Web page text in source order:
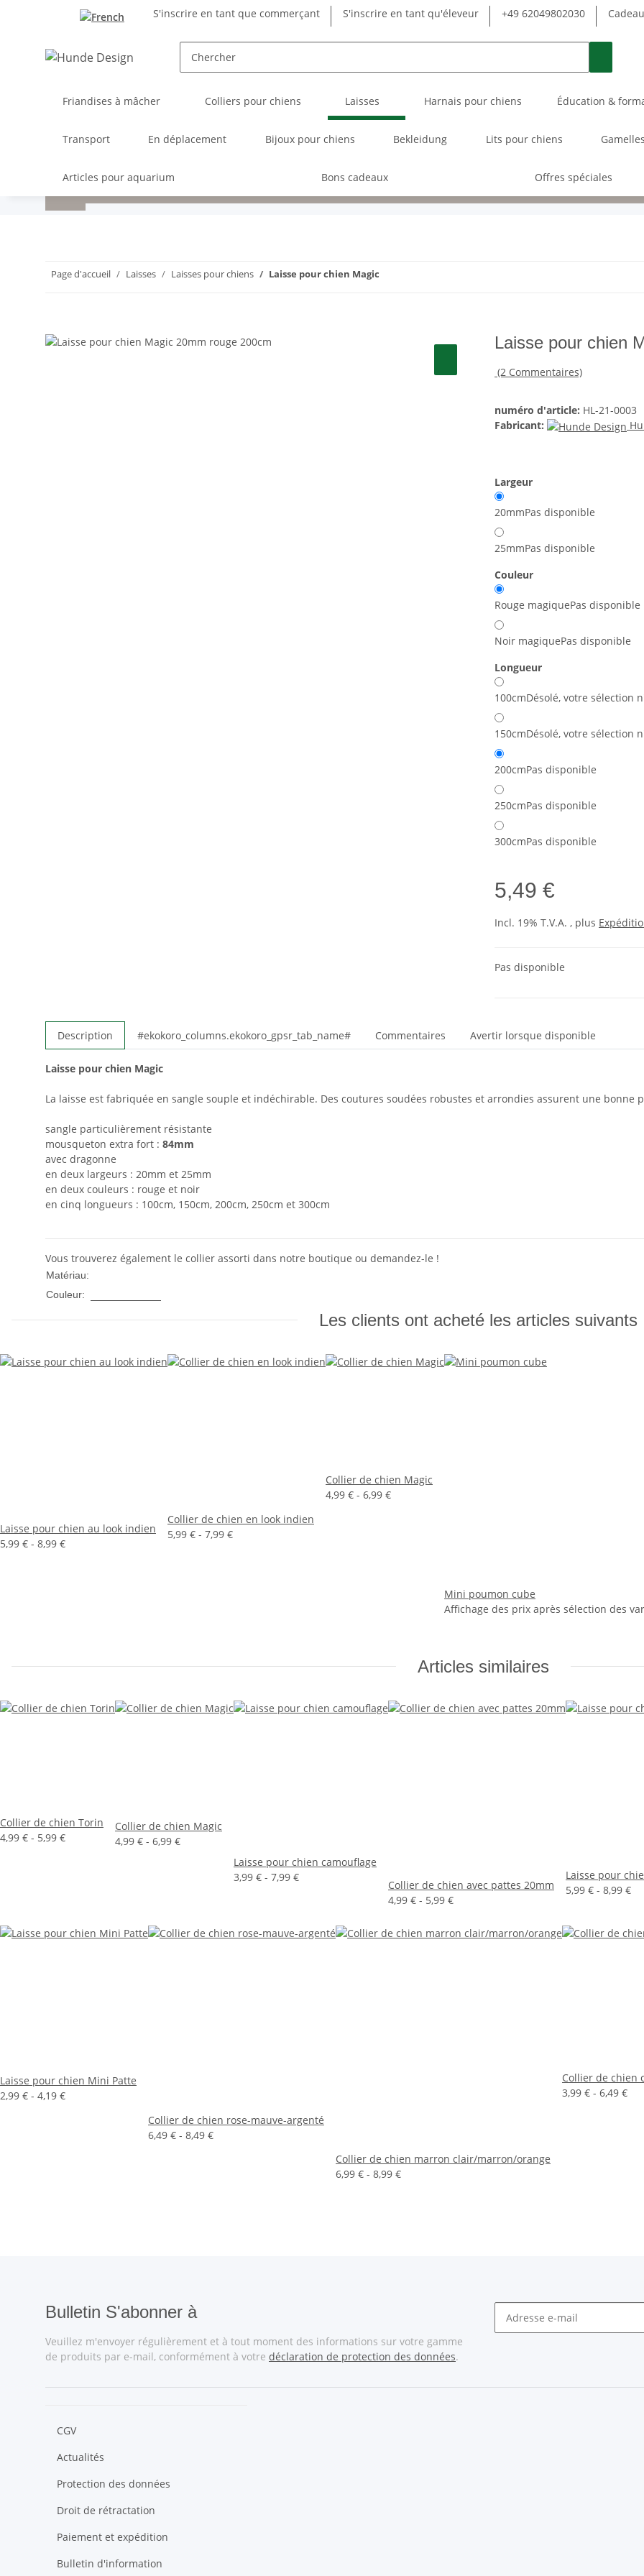
S'inscrire en tant que commerçant S'inscrire en tant qu'éleveur +49 62049802030
Friandises à mâcher Colliers pour chiens Laisses Harnais pour chiens Éducation &
Transport En déplacement Bijoux pour chiens Bekleidung Lits pour chiens
Articles pour aquarium Bons cadeaux Offres spéciales
Page d'accueil Laisses Laisses pour chiens Laisse pour chien Magic
Laisse pour chien
(2 Commentaires)
numéro d'article: HL-21-0003
Fabricant:
Largeur
20mmPas disponible
25mmPas disponible
Couleur
Rouge magiquePas disponible
Noir magiquePas disponible
Longueur
100cmDésolé, votre sélection
150cmDésolé, votre sélection
200cmPas disponible
250cmPas disponible
300cmPas disponible
5,49 €
Incl. 19% T.V.A. , plus
Pas disponible
Description #ekokoro_columns.ekokoro_gpsr_tab_name# Commentaires Avertir lorsque disponible
Laisse pour chien Magic
La laisse est fabriquée en sangle souple et indéchirable. Des coutures soudées robustes et arrondies assurent une bonne
sangle particulièrement résistante
mousqueton extra fort : 84mm
avec dragonne
en deux largeurs : 20mm et 25mm
en deux couleurs : rouge et noir
en cinq longueurs : 100cm, 150cm, 200cm, 250cm et 300cm
Vous trouverez également le collier assorti dans notre boutique ou demandez-le !
Matériau:
Couleur:
Les clients ont acheté les articles suivants
Laisse pour chien au look indien
5,99 € - 8,99 €
Collier de chien en look indien
5,99 € - 7,99 €
Collier de chien Magic
4,99 € - 6,99 €
Mini poumon cube
Affichage des prix après sélection des
Articles similaires
Collier de chien Torin
4,99 € - 5,99 €
Collier de chien Magic
4,99 € - 6,99 €
Laisse pour chien camouflage
3,99 € - 7,99 €
Collier de chien avec pattes 20mm
4,99 € - 5,99 €
Laisse pour
5,99 € - 8,99 €
Laisse pour chien Mini Patte
2,99 € - 4,19 €
Collier de chien rose-mauve-argenté
6,49 € - 8,49 €
Collier de chien marron clair/marron/orange
6,99 € - 8,99 €
Collier de chien
3,99 € - 6,49 €
Bulletin S'abonner à
Veuillez m'envoyer régulièrement et à tout moment des informations sur votre gamme
de produits par e-mail, conformément à votre déclaration de protection des données.
CGV
Actualités
Protection des données
Droit de rétractation
Paiement et expédition
Bulletin d'information